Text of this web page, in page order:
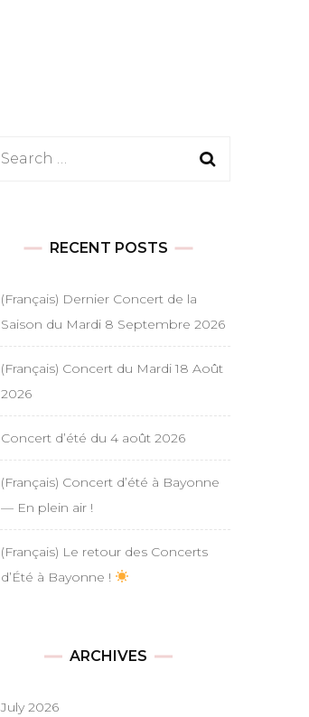
Search
RECENT POSTS
(Français) Dernier Concert de la
Saison du Mardi 8 Septembre 2026
(Français) Concert du Mardi 18 Août
2026
Concert d’été du 4 août 2026
(Français) Concert d’été à Bayonne
— En plein air !
(Français) Le retour des Concerts
d’Été à Bayonne !
ARCHIVES
July 2026